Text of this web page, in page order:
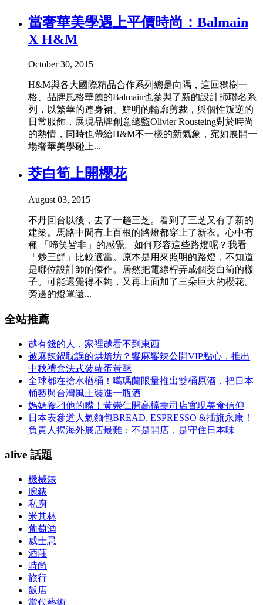
當奢華美學遇上平價時尚：Balmain
X H&M
October 30, 2015
H&M與各大國際精品合作系列總是向隅，這回獨樹一
格、品牌風格華麗的Balmain也參與了新的設計師聯名系
列，以繁華的連身裙、鮮明的輪廓剪裁，與個性叛逆的
日常服飾，展現品牌創意總監Olivier Rousteing對於時尚
的熱情，同時也帶給H&M不一樣的新氣象，宛如展開一
場奢華美學碰上...
茭白筍上開櫻花
August 03, 2015
不丹回台以後，去了一趟三芝。看到了三芝又有了新的
建築。馬路中間有上百根的路燈都穿上了新衣。心中有
種 「啼笑皆非」的感覺。如何形容這些路燈呢？我看
「炒三鮮」比較適當。原本是用來照明的路燈，不知道
是哪位設計師的傑作。居然把電線桿弄成個茭白筍的樣
子。可能還覺得不夠，又再上面加了三朵巨大的櫻花。
旁邊的燈罩還...
全站推薦
越有錢的人，家裡越看不到東西
被麻辣鍋耽誤的烘焙坊？饗麻饗辣公開VIP點心，推出
中秋禮盒法式菠蘿蛋黃酥
全球都在搶水楢桶！噶瑪蘭限量推出雙桶原酒，把日本
桶藝與台灣風土裝進一瓶酒
媽媽養刁他的嘴！黃崇仁開高檔壽司店實現美食信仰
日本表參道人氣麵包BREAD, ESPRESSO &插旗永康！
負責人揭海外展店最難：不是開店，是守住日本味
alive 話題
機械錶
腕錶
私廚
米其林
葡萄酒
威士忌
酒莊
時尚
旅行
飯店
當代藝術